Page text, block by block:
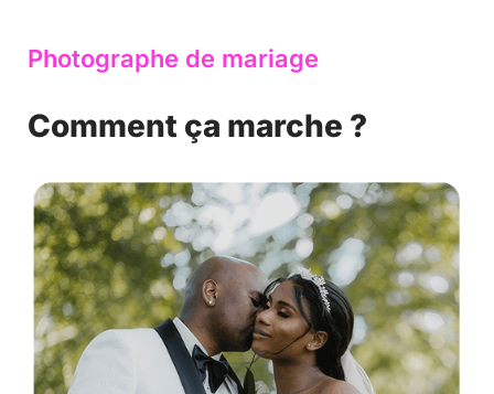
Photographe de mariage
Comment ça marche ?